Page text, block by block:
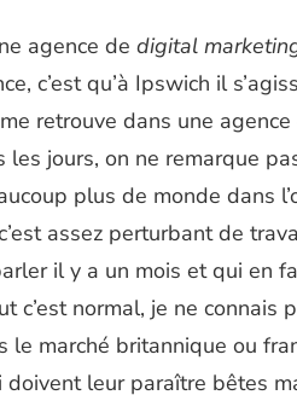
agence de digital
c’est qu’à Ipswich il
retrouve dans une
jours, on ne remarque
plus de monde dans
assez perturbant de
il y a un mois et qui en
c’est normal, je ne connais
le marché britannique ou
leur paraître bêtes